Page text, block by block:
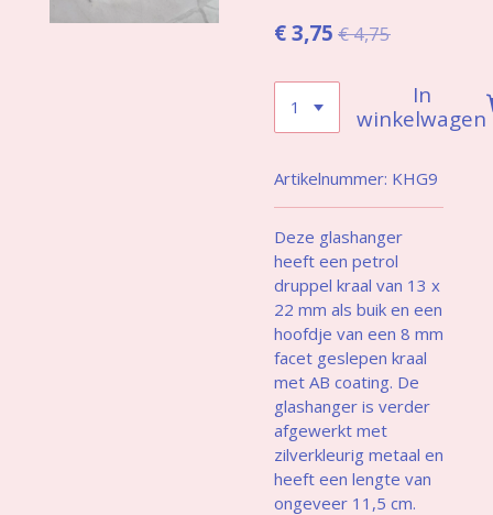
€ 3,75 € 4,75
In
winkelwagen
Artikelnummer: KHG9
Deze glashanger
heeft een petrol
druppel kraal van 13 x
22 mm als buik en een
hoofdje van een 8 mm
facet geslepen kraal
met AB coating. De
glashanger is verder
afgewerkt met
zilverkleurig metaal en
heeft een lengte van
ongeveer 11,5 cm.